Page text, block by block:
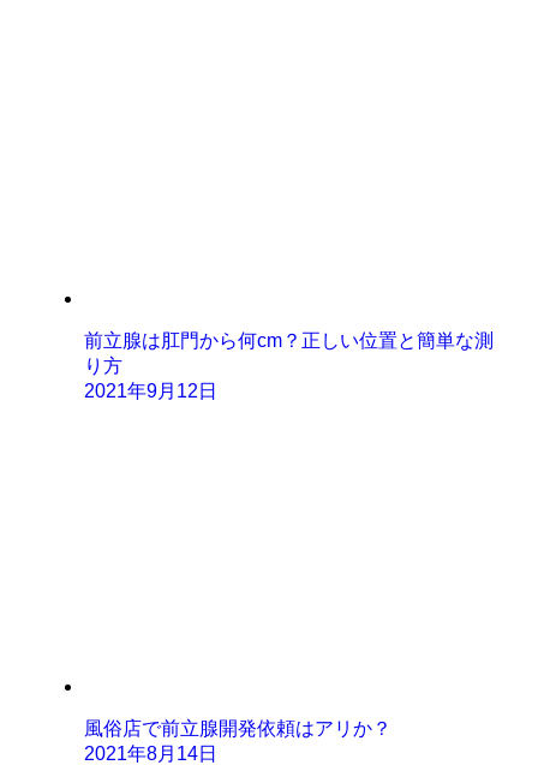
前立腺は肛門から何cm？正しい位置と簡単な測
り方
2021年9月12日
風俗店で前立腺開発依頼はアリか？
2021年8月14日